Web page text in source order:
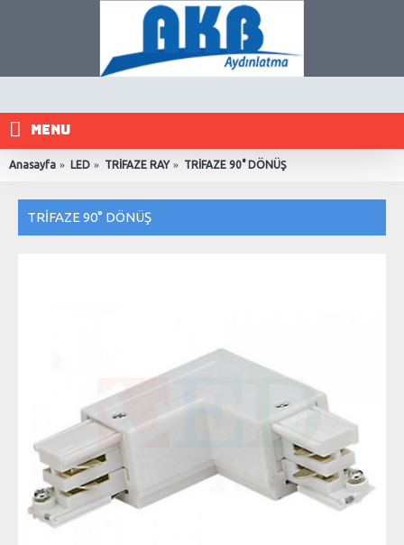
MENU
Anasayfa LED TRİFAZE RAY TRİFAZE 90° DÖNÜŞ
TRİFAZE 90° DÖNÜŞ